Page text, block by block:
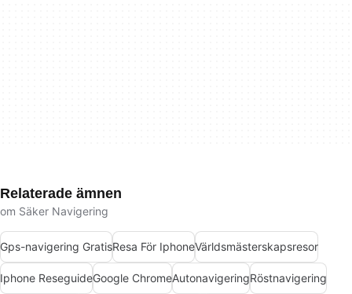
Relaterade ämnen
om Säker Navigering
Gps-navigering GratisResa För IphoneVärldsmästerskapsresor
Iphone ReseguideGoogle ChromeAutonavigeringRöstnavigering